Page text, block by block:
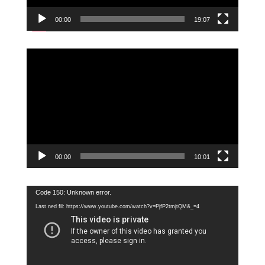
00:00 19:07
00:00 10:01
Videoavspiller
Code 150: Unknown error.
Last ned fil: https://www.youtube.com/watch?v=PjfP2tmjtQM&_=4